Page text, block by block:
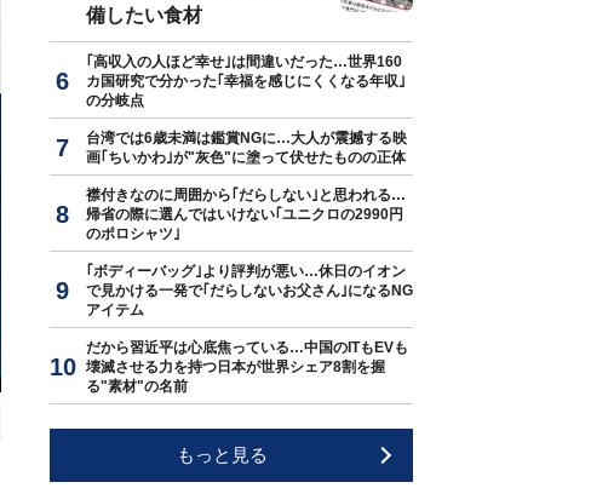
備したい食材
｢高収入の人ほど幸せ｣は間違いだった…世界160
カ国研究で分かった｢幸福を感じにくくなる年収｣
の分岐点
台湾では6歳未満は鑑賞NGに…大人が震撼する映
画｢ちいかわ｣が"灰色"に塗って伏せたものの正体
襟付きなのに周囲から｢だらしない｣と思われる…
帰省の際に選んではいけない｢ユニクロの2990円
のポロシャツ｣
｢ボディーバッグ｣より評判が悪い…休日のイオン
で見かける一発で｢だらしないお父さん｣になるNG
アイテム
だから習近平は心底焦っている…中国のITもEVも
壊滅させる力を持つ日本が世界シェア8割を握
る"素材"の名前
もっと見る